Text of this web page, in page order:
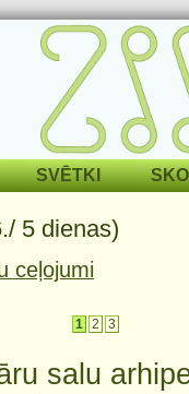
SVĒTKI
5 dienas)
ceļojumi
1 2 3
salu